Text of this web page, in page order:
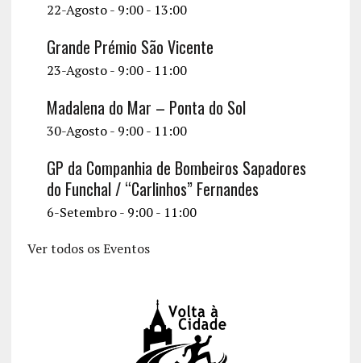
22-Agosto - 9:00- 13:00
Grande Prémio São Vicente
23-Agosto - 9:00- 11:00
Madalena do Mar – Ponta do Sol
30-Agosto - 9:00- 11:00
GP da Companhia de Bombeiros Sapadores
do Funchal / “Carlinhos” Fernandes
6-Setembro - 9:00- 11:00
Ver todos os Eventos